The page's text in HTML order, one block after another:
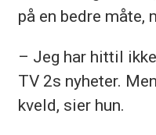
på en bedre måte,
– Jeg har hittil
TV 2s nyheter.
kveld, sier hun.